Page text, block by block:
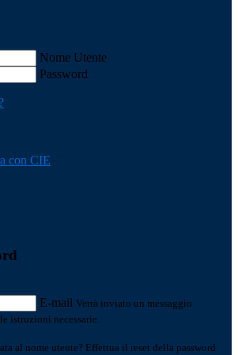
Nome Utente
Password
con CIE
E-mail Verrà inviato un messaggio
istruzioni necessarie.
al nome utente? Effettua il reset della password